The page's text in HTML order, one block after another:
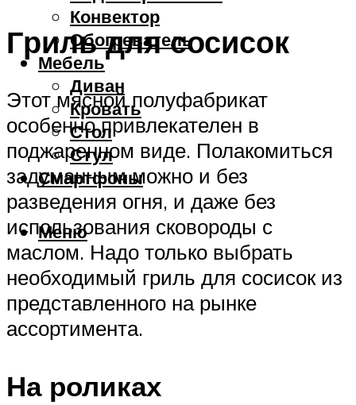
Конвектор
Обогреватель
Мебель
Диван
Кровать
Стол
Стул
Смартфоны
Меню
Гриль для сосисок
Этот мясной полуфабрикат
особенно привлекателен в
поджаренном виде. Полакомиться
задуманным можно и без
разведения огня, и даже без
использования сковороды с
маслом. Надо только выбрать
необходимый гриль для сосисок из
представленного на рынке
ассортимента.
На роликах